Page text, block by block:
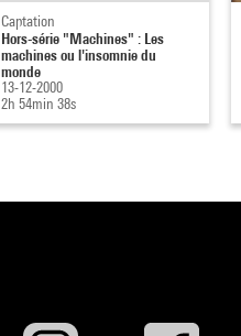
Captation
Hors-série "Machines" : Les
machines ou l'insomnie du
monde
13-12-2000
2h 54min 38s